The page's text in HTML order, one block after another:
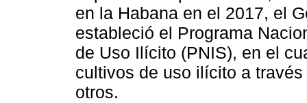
en la Habana en el 2017, el
estableció el Programa
de Uso Ilícito (PNIS), en el
cultivos de uso ilícito a
otros.